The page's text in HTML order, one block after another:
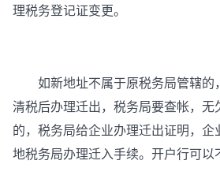
理税务登记证变更。
如新地址不属于原税务局管辖的
清税后办理迁出，税务局要查帐，无
的，税务局给企业办理迁出证明，企
地税务局办理迁入手续。开户行可以